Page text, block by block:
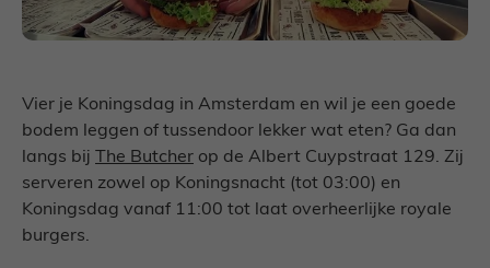
Vier je Koningsdag in Amsterdam en wil je een goede
bodem leggen of tussendoor lekker wat eten? Ga dan
langs bij The Butcher op de Albert Cuypstraat 129. Zij
serveren zowel op Koningsnacht (tot 03:00) en
Koningsdag vanaf 11:00 tot laat overheerlijke royale
burgers.